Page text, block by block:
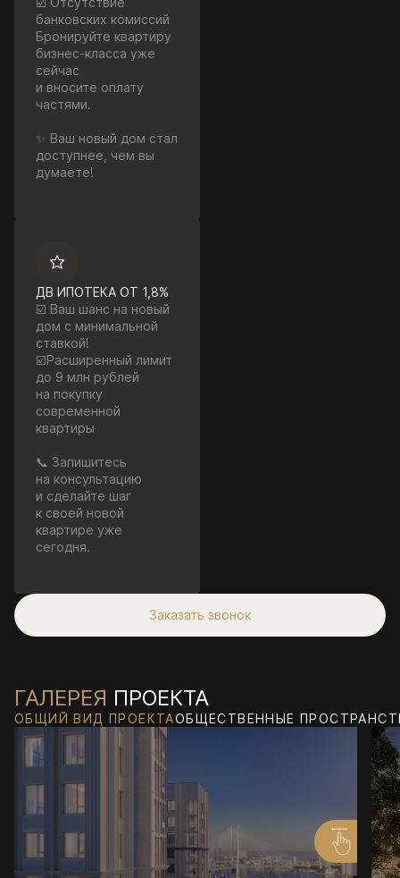
банковских комиссий
Бронируйте квартиру
бизнес-класса уже
сейчас
и вносите оплату
частями.
✨ Ваш новый дом стал
доступнее, чем вы
думаете!
ДВ ИПОТЕКА ОТ 1,8%
☑️ Ваш шанс на новый
дом с минимальной
ставкой!
☑️Расширенный лимит
до 9 млн рублей
на покупку
современной
квартиры
📞 Запишитесь
на консультацию
и сделайте шаг
к своей новой
квартире уже
сегодня.
Заказать звонок
ГАЛЕРЕЯ ПРОЕКТА
ОБЩИЙ ВИД ПРОЕКТАОБЩЕСТВЕННЫЕ